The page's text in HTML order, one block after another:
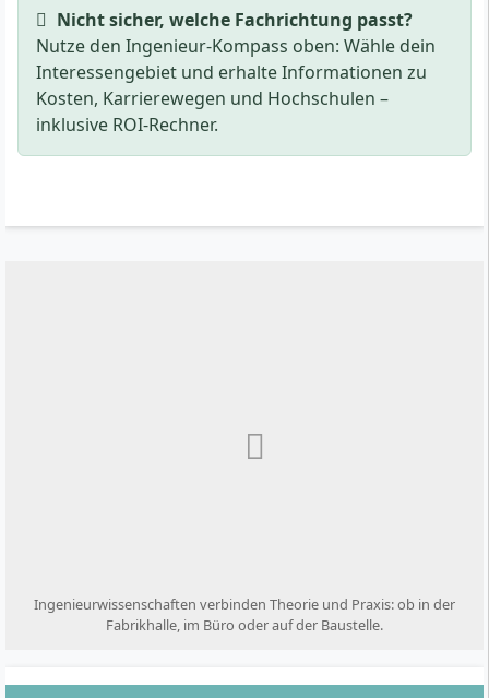
Nicht sicher, welche Fachrichtung passt?
Nutze den Ingenieur-Kompass oben: Wähle dein
Interessengebiet und erhalte Informationen zu
Kosten, Karrierewegen und Hochschulen –
inklusive ROI-Rechner.
Ingenieurwissenschaften verbinden Theorie und Praxis: ob in der
Fabrikhalle, im Büro oder auf der Baustelle.